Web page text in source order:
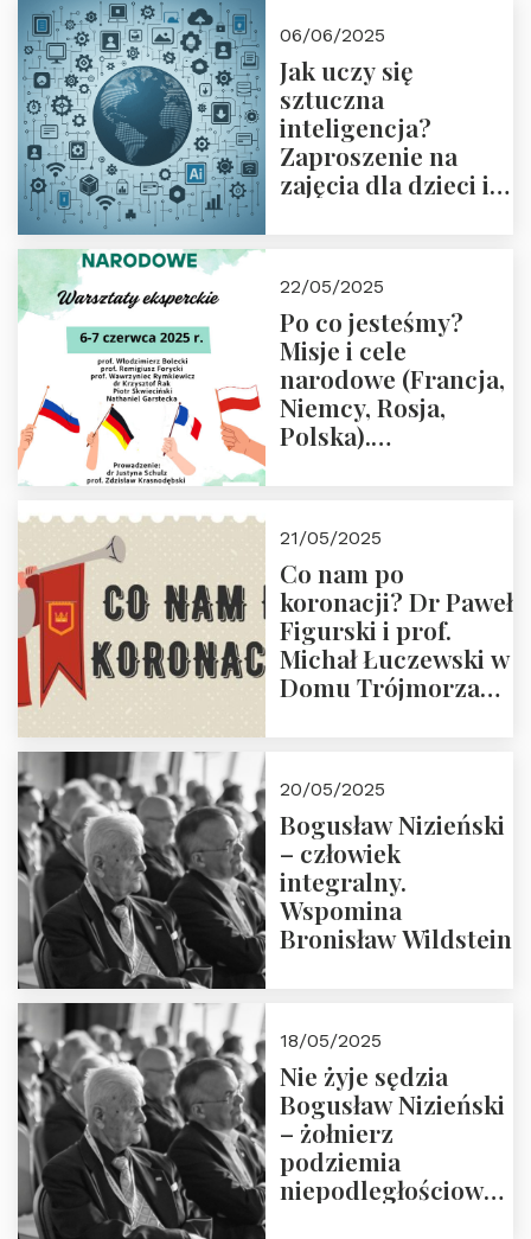
06/06/2025
Jak uczy się
sztuczna
inteligencja?
Zaproszenie na
zajęcia dla dzieci i
22/05/2025
Po co jesteśmy?
Misje i cele
narodowe (Francja,
Niemcy, Rosja,
Polska).
Zapraszamy do
zapisów.
21/05/2025
Co nam po
koronacji? Dr Paweł
Figurski i prof.
Michał Łuczewski w
Domu Trójmorza
20/05/2025
Bogusław Nizieński
– człowiek
integralny.
Wspomina
Bronisław Wildstein
18/05/2025
Nie żyje sędzia
Bogusław Nizieński
– żołnierz
podziemia
niepodległościowego